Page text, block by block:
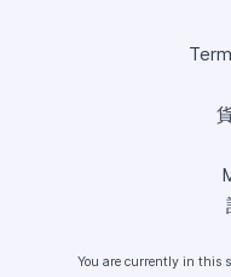
You are currently in this